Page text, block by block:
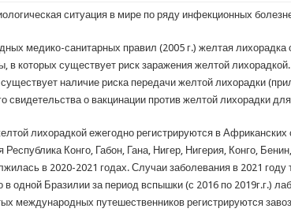
ситуация в мире по ряду инфекционных
медико-санитарных правил (2005 г.) желтая
в которых существует риск заражения желтой
наличие риска передачи желтой лихорадки
свидетельства о вакцинации против желтой лихорадки
лихорадкой ежегодно регистрируются в
Конго, Габон, Гана, Нигер, Нигерия, Конго,
в 2020-2021 годах. Случаи заболевания в 2021
одной Бразилии за период вспышки (с 2016 по 2019г.г.)
международных путешественников регистрируются